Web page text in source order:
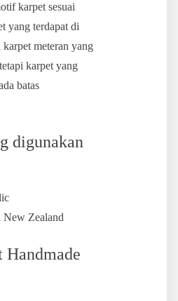
karpet sesuai
yang terdapat di
meteran yang
karpet yang
batas
digunakan
New Zealand
Handmade